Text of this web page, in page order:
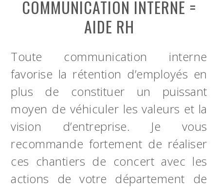
COMMUNICATION INTERNE =
AIDE RH
Toute communication interne
favorise la rétention d’employés en
plus de constituer un puissant
moyen de véhiculer les valeurs et la
vision d’entreprise. Je vous
recommande fortement de réaliser
ces chantiers de concert avec les
actions de votre département de